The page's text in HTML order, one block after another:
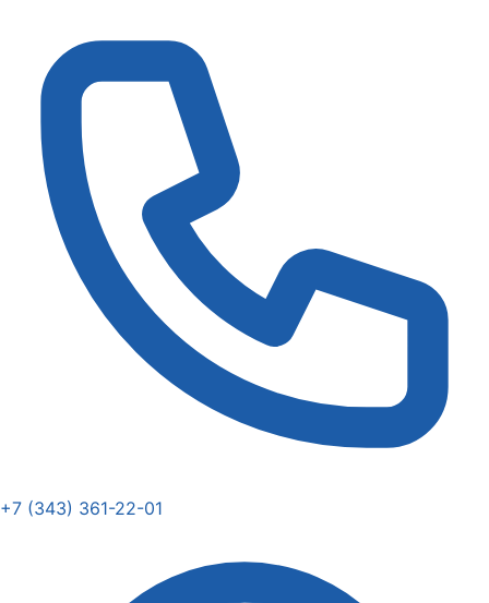
+7 (343) 361-22-01